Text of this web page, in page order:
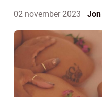
02 november 2023